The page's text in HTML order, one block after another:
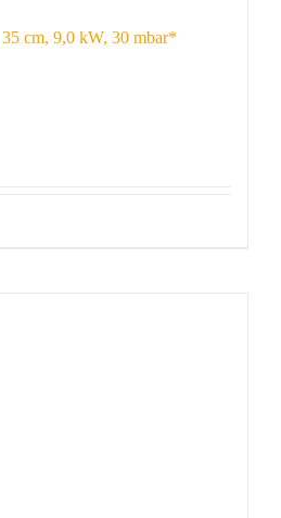
cm, 9,0 kW, 30 mbar*